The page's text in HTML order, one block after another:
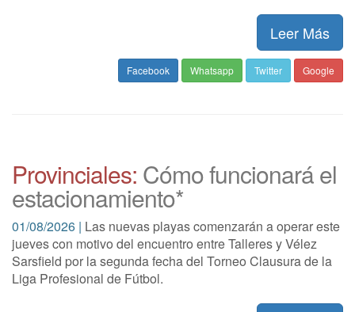
Leer Más
Facebook Whatsapp Twitter Google
Provinciales: Cómo funcionará el
estacionamiento*
01/08/2026 | Las nuevas playas comenzarán a operar este
jueves con motivo del encuentro entre Talleres y Vélez
Sarsfield por la segunda fecha del Torneo Clausura de la
Liga Profesional de Fútbol.